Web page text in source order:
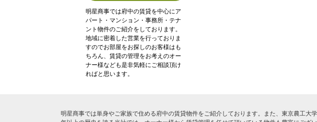
明星商事では府中の賃貸を中心にア
パート・マンション・事務所・テナ
ント物件のご紹介をしております。
地域に密着した営業を行っておりま
すのでお部屋をお探しのお客様はも
ちろん、賃貸の管理をお考えのオー
ナー様なども是非気軽にご相談頂け
ればと思います。
明星商事では単身やご家族で住める府中の賃貸物件をご紹介しております。また、東京農工